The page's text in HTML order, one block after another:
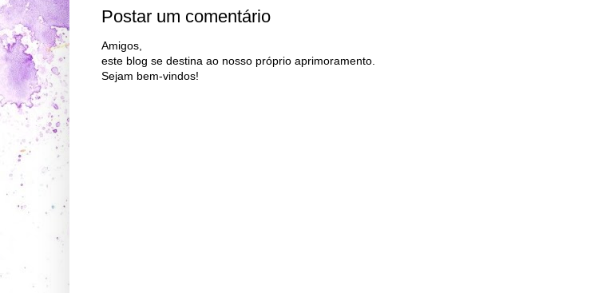
Postar um comentário
Amigos,
este blog se destina ao nosso próprio aprimoramento.
Sejam bem-vindos!